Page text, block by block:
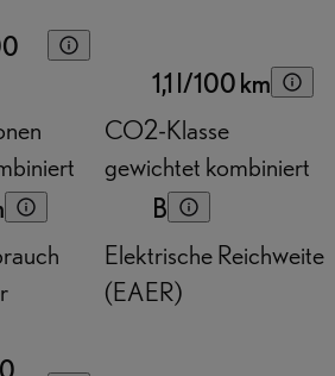
1,1 l/100 km
CO2-Klasse
gewichtet kombiniert
B
Elektrische Reichweite
(EAER)